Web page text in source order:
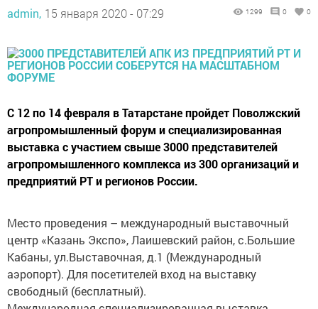
admin, 15 января 2020 - 07:29 1299 0 0
С 12 по 14 февраля в Татарстане пройдет Поволжский
агропромышленный форум и специализированная
выставка с участием свыше 3000 представителей
агропромышленного комплекса из 300 организаций и
предприятий РТ и регионов России.
Место проведения – международный выставочный
центр «Казань Экспо», Лаишевский район, с.Большие
Кабаны, ул.Выставочная, д.1 (Международный
аэропорт). Для посетителей вход на выставку
свободный (бесплатный).